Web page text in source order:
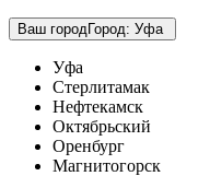
Ваш городГород: Уфа
Уфа
Стерлитамак
Нефтекамск
Октябрьский
Оренбург
Магнитогорск